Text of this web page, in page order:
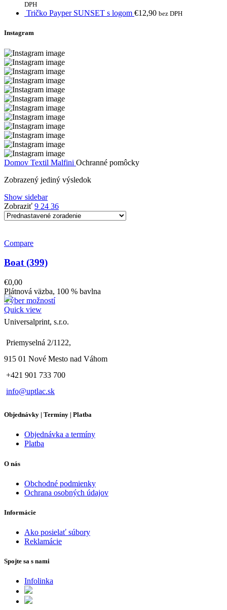
DPH
Tričko Payper SUNSET s logom €12,90 bez DPH
Instagram
Domov Textil Malfini Ochranné pomôcky
Zobrazený jediný výsledok
Show sidebar
Zobraziť 9 24 36
Compare
Boat (399)
€0,00
Plátnová väzba, 100 % bavlna
Výber možností
Quick view
Universalprint, s.r.o.
Priemyselná 2/1122,
915 01 Nové Mesto nad Váhom
+421 901 733 700
info@uptlac.sk
Objednávky | Termíny | Platba
Objednávka a termíny
Platba
O nás
Obchodné podmienky
Ochrana osobných údajov
Informácie
Ako posielať súbory
Reklamácie
Spojte sa s nami
Infolinka